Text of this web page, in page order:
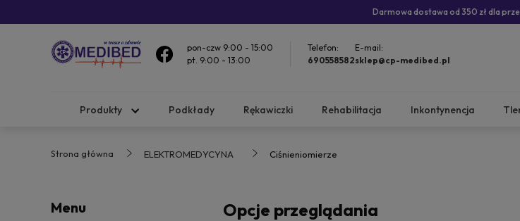
Darmowa dostawa od 350 zł dla
pon-czw 9:00 - 15:00
pt. 9:00 - 13:00
Telefon:
690558582
E-mail:
sklep@cp-medibed.pl
Produkty Podkłady Rękawiczki Rehabilitacja Inkontynencja
Strona główna ELEKTROMEDYCYNA Ciśnieniomierze
Menu Opcje przeglądania